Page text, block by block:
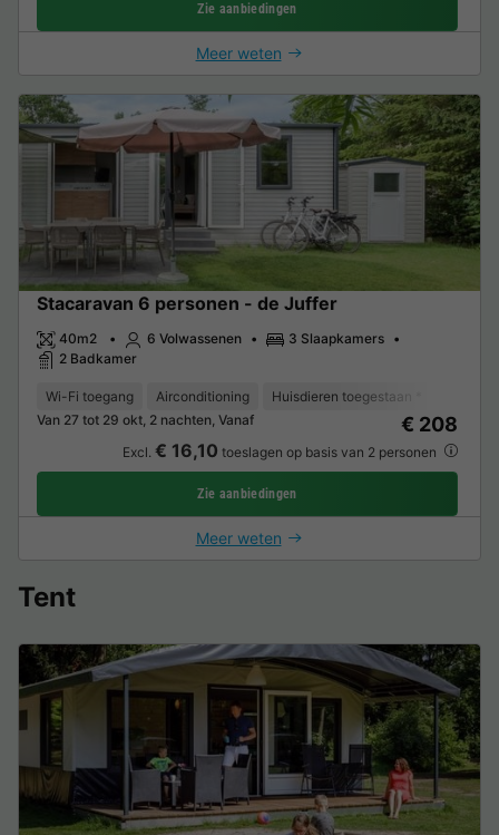
Zie aanbiedingen
Meer weten
Stacaravan 6 personen - de Juffer
40m2 6 Volwassenen
3 Slaapkamers
2 Badkamer
Wi-Fi toegang Airconditioning Huisdieren toegestaan *
Van 27 tot 29 okt, 2 nachten, Vanaf
€ 208
Excl. € 16,10 toeslagen op basis van 2 personen
Zie aanbiedingen
Meer weten
Tent